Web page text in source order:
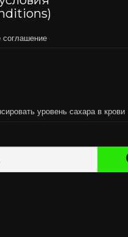
соглашение
уровень сахара в крови